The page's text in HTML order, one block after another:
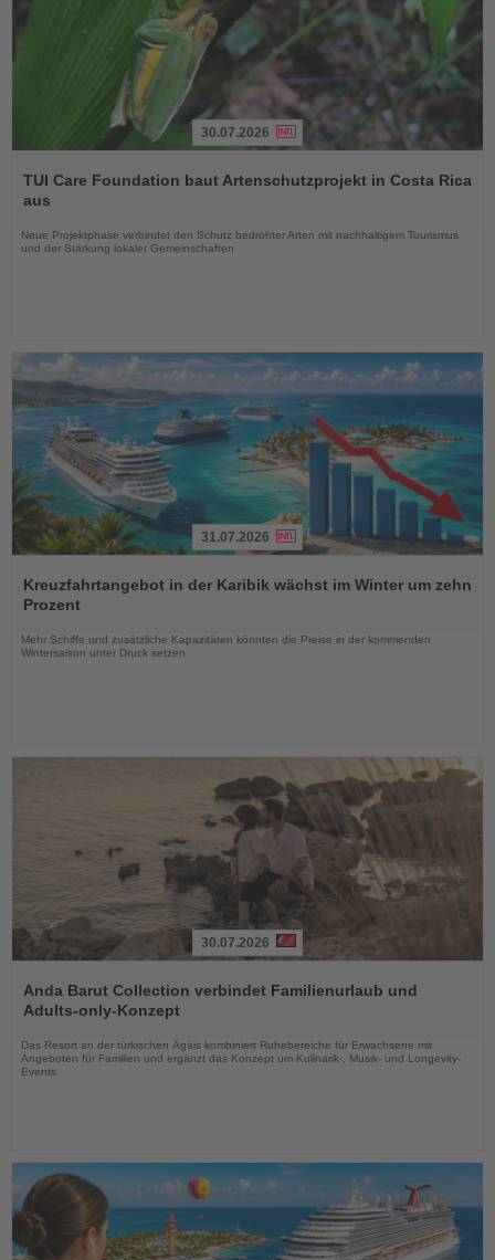
Sie
die
30.07.2026
TUI Care Foundation baut Artenschutzprojekt in Costa Rica
aus
Neue Projektphase verbindet den Schutz bedrohter Arten mit nachhaltigem Tourismus
und der Stärkung lokaler Gemeinschaften
Sie
die
31.07.2026
Kreuzfahrtangebot in der Karibik wächst im Winter um zehn
Prozent
Mehr Schiffe und zusätzliche Kapazitäten könnten die Preise in der kommenden
Wintersaison unter Druck setzen
Sie
die
30.07.2026
Anda Barut Collection verbindet Familienurlaub und
Adults-only-Konzept
Das Resort an der türkischen Ägäis kombiniert Ruhebereiche für Erwachsene mit
Angeboten für Familien und ergänzt das Konzept um Kulinarik-, Musik- und Longevity-
Events